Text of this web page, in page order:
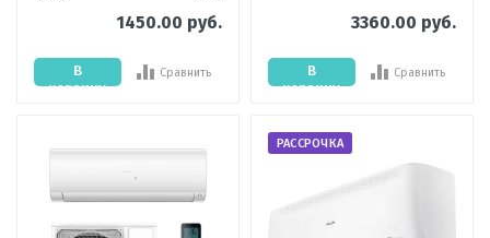
1450.00 руб.
В
корзину
Сравнить
3360.00 руб.
В
корзину
Сравнить
РАССРОЧКА